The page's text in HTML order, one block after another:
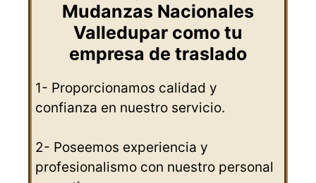
Mudanzas Nacionales
Valledupar como tu
empresa de traslado
1- Proporcionamos calidad y
confianza en nuestro servicio.
2- Poseemos experiencia y
profesionalismo con nuestro personal